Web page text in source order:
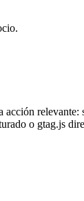
o gtag.js